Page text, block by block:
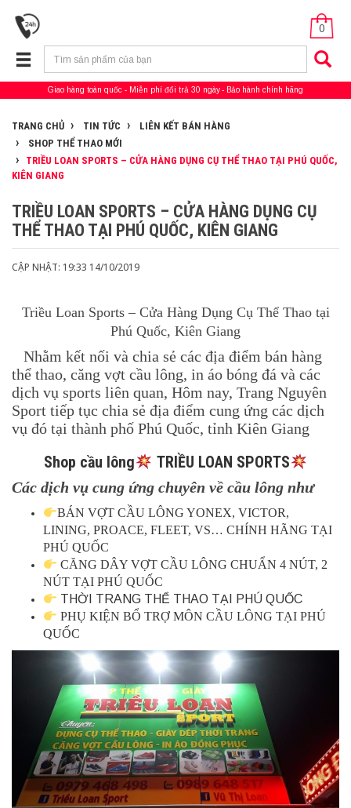
0
Giao hàng toàn quốc Miễn phí đổi trả 30 ngày Bảo hành chính hãng
TRANG CHỦ TIN TỨC
LIÊN KẾT BÁN HÀNG
SHOP THỂ THAO MỚI
TRIỀU LOAN SPORTS – CỬA HÀNG DỤNG CỤ THỂ THAO TẠI PHÚ QUỐC,
KIÊN GIANG
TRIỀU LOAN SPORTS – CỬA HÀNG DỤNG CỤ
THỂ THAO TẠI PHÚ QUỐC, KIÊN GIANG
CẬP NHẬT: 19:33 14/10/2019
Triều Loan Sports – Cửa Hàng Dụng Cụ Thể Thao tại
Phú Quốc, Kiên Giang
Nhằm kết nối và chia sẻ các địa điểm bán hàng
thể thao, căng vợt cầu lông, in áo bóng đá và các
dịch vụ sports liên quan, Hôm nay, Trang Nguyên
Sport tiếp tục chia sẻ địa điểm cung ứng các dịch
vụ đó tại thành phố Phú Quốc, tỉnh Kiên Giang
Shop cầu lông TRIỀU LOAN SPORTS
Các dịch vụ cung ứng chuyên về cầu lông như
BÁN VỢT CẦU LÔNG YONEX, VICTOR,
LINING, PROACE, FLEET, VS… CHÍNH HÃNG TẠI
PHÚ QUỐC
CĂNG DÂY VỢT CẦU LÔNG CHUẨN 4 NÚT, 2
NÚT TẠI PHÚ QUỐC
THỜI TRANG THỂ THAO TẠI PHÚ QUỐC
PHỤ KIỆN BỔ TRỢ MÔN CẦU LÔNG TẠI PHÚ
QUỐC